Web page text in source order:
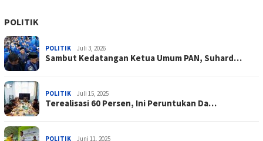
POLITIK
POLITIK Juli 3, 2026
Sambut Kedatangan Ketua Umum PAN, Suhard…
POLITIK Juli 15, 2025
Terealisasi 60 Persen, Ini Peruntukan Da…
POLITIK Juni 11, 2025